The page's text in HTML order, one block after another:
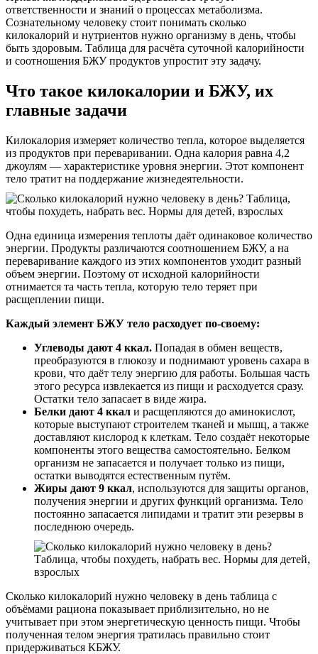
ответственности и знаний о процессах метаболизма.
Сознательному человеку стоит понимать сколько
килокалорий и нутриентов нужно организму в день, чтобы
быть здоровым. Таблица для расчёта суточной калорийности
и соотношения БЖУ продуктов упростит эту задачу.
Что такое килокалории и БЖУ, их
главные задачи
Килокалория измеряет количество тепла, которое выделяется
из продуктов при переваривании. Одна калория равна 4,2
джоулям — характеристике уровня энергии. Этот компонент
тело тратит на поддержание жизнедеятельности.
Одна единица измерения теплоты даёт одинаковое количество
энергии. Продукты различаются соотношением БЖУ, а на
переваривание каждого из этих компонентов уходит разный
объем энергии. Поэтому от исходной калорийности
отнимается та часть тепла, которую тело теряет при
расщеплении пищи.
Каждый элемент БЖУ тело расходует по-своему:
Углеводы дают 4 ккал. Попадая в обмен веществ,
преобразуются в глюкозу и поднимают уровень сахара в
крови, что даёт телу энергию для работы. Большая часть
этого ресурса извлекается из пищи и расходуется сразу.
Остатки тело запасает в виде жира.
Белки дают 4 ккал и расщепляются до аминокислот,
которые выступают строителем тканей и мышц, а также
доставляют кислород к клеткам. Тело создаёт некоторые
компоненты этого вещества самостоятельно. Белком
организм не запасается и получает только из пищи,
остатки выводятся естественным путём.
Жиры дают 9 ккал, используются для защиты органов,
получения энергии и других функций организма. Тело
постоянно запасается липидами и тратит эти резервы в
последнюю очередь.
Сколько килокалорий нужно человеку в день таблица с
объёмами рациона показывает приблизительно, но не
учитывает при этом энергетическую ценность пищи. Чтобы
полученная телом энергия тратилась правильно стоит
придерживаться КБЖУ.